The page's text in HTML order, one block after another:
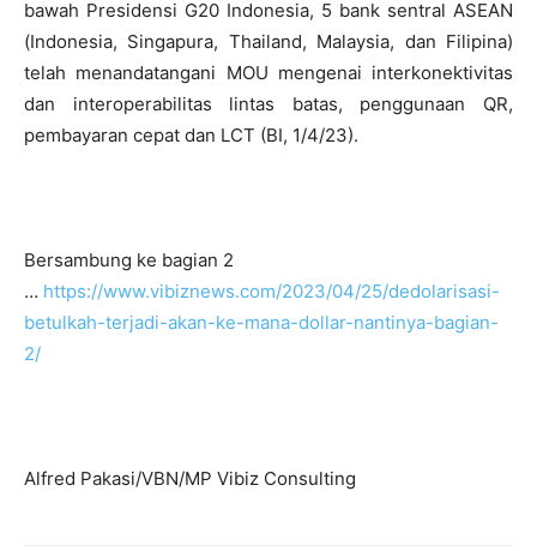
bawah Presidensi G20 Indonesia, 5 bank sentral ASEAN
(Indonesia, Singapura, Thailand, Malaysia, dan Filipina)
telah menandatangani MOU mengenai interkonektivitas
dan interoperabilitas lintas batas, penggunaan QR,
pembayaran cepat dan LCT (BI, 1/4/23).
Bersambung ke bagian 2
… https://www.vibiznews.com/2023/04/25/dedolarisasi-
betulkah-terjadi-akan-ke-mana-dollar-nantinya-bagian-
2/
Alfred Pakasi/VBN/MP Vibiz Consulting